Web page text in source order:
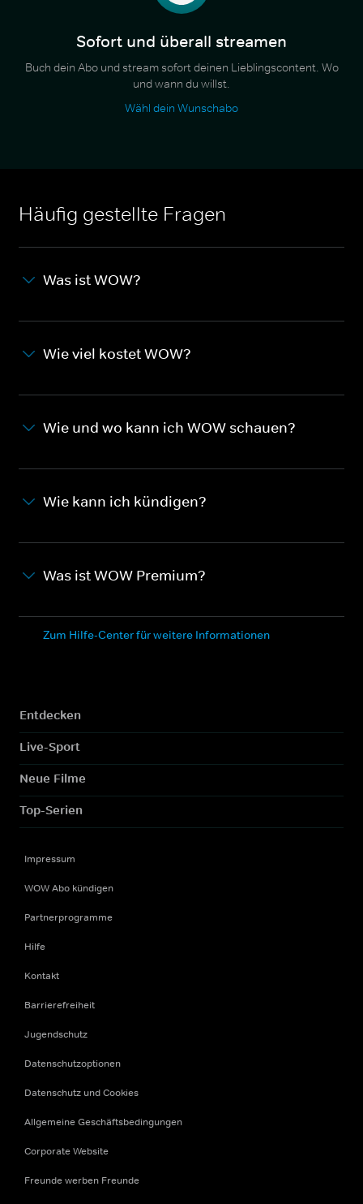
Sofort und überall streamen
Buch dein Abo und stream sofort deinen Lieblingscontent. Wo
und wann du willst.
Wähl dein Wunschabo
Häufig gestellte Fragen
Was ist WOW?
Wie viel kostet WOW?
Wie und wo kann ich WOW schauen?
Wie kann ich kündigen?
Was ist WOW Premium?
Zum Hilfe-Center für weitere Informationen
Entdecken
Live-Sport
Neue Filme
Top-Serien
Impressum
WOW Abo kündigen
Partnerprogramme
Hilfe
Kontakt
Barrierefreiheit
Jugendschutz
Datenschutzoptionen
Datenschutz und Cookies
Allgemeine Geschäftsbedingungen
Corporate Website
Freunde werben Freunde